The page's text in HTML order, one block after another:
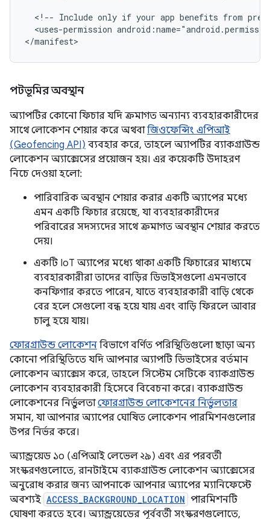
<!-- Include only if your app benefits from
<uses-permission
</manifest>
পটভূমির অবস্থান
অ্যাপটির কোনো ফিচার যদি ক্রমাগত অন্যান্য ব্যবহারকারীদের
সাথে লোকেশন শেয়ার করে অথবাজিওফেন্সিং এপিআই
(Geofencing API) ব্যবহার করে, তাহলে অ্যাপটির ব্যাকগ্রাউন্ড
লোকেশন অ্যাক্সেসের প্রয়োজন হয়। এর কয়েকটি উদাহরণ
নিচে দেওয়া হলো:
পারিবারিক অবস্থান শেয়ার করার একটি অ্যাপের মধ্যে
এমন একটি ফিচার রয়েছে, যা ব্যবহারকারীদের
পরিবারের সদস্যদের সাথে ক্রমাগত অবস্থান শেয়ার করতে
দেয়।
একটি IoT অ্যাপের মধ্যে থাকা একটি ফিচারের মাধ্যমে
ব্যবহারকারীরা তাদের বাড়ির ডিভাইসগুলো এমনভাবে
কনফিগার করতে পারেন, যাতে ব্যবহারকারী বাড়ি থেকে
বের হলে সেগুলো বন্ধ হয়ে যায় এবং বাড়ি ফিরলে আবার
চালু হয়ে যায়।
ফোরগ্রাউন্ড লোকেশন বিভাগে বর্ণিত পরিস্থিতিগুলো ছাড়া অন্য
কোনো পরিস্থিতিতে যদি আপনার অ্যাপটি ডিভাইসের বর্তমান
লোকেশন অ্যাক্সেস করে, তাহলে সিস্টেম সেটিকে ব্যাকগ্রাউন্ড
লোকেশন ব্যবহারকারী হিসেবে বিবেচনা করে। ব্যাকগ্রাউন্ড
লোকেশনের নির্ভুলতাফোরগ্রাউন্ড লোকেশনের নির্ভুলতার
সমান, যা আপনার অ্যাপের ঘোষিত লোকেশন পারমিশনগুলোর
উপর নির্ভর করে।
অ্যান্ড্রয়েড ১০ (এপিআই লেভেল ২৯) এবং এর পরবর্তী
সংস্করণগুলোতে, রানটাইমে ব্যাকগ্রাউন্ড লোকেশন অ্যাক্সেসের
অনুরোধ করার জন্য আপনাকে আপনার অ্যাপের ম্যানিফেস্টে
অবশ্যই ACCESS_BACKGROUND_LOCATION পারমিশনটি
ঘোষণা করতে হবে। অ্যান্ড্রয়েডের পূর্ববর্তী সংস্করণগুলোতে,